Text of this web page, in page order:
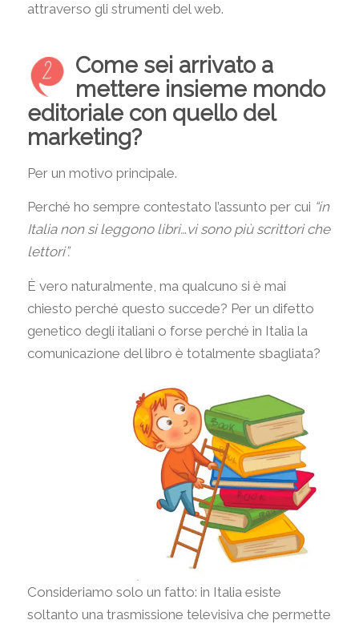
attraverso gli strumenti del web.
Come sei arrivato a
mettere insieme mondo
editoriale con quello del
marketing?
Per un motivo principale.
Perché ho sempre contestato l’assunto per cui “in
Italia non si leggono libri…vi sono più scrittori che
lettori”.
È vero naturalmente, ma qualcuno si è mai
chiesto perché questo succede? Per un difetto
genetico degli italiani o forse perché in Italia la
comunicazione del libro è totalmente sbagliata?
Consideriamo solo un fatto: in Italia esiste
soltanto una trasmissione televisiva che permette